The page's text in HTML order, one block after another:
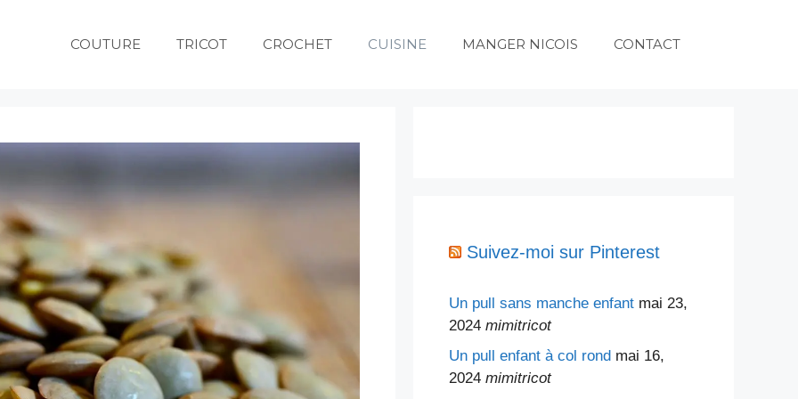
COUTURE TRICOT CROCHET CUISINE MANGER NICOIS CONTACT
Suivez-moi sur Pinterest
Un pull sans manche enfant mai 23,
2024 mimitricot
Un pull enfant à col rond mai 16,
2024 mimitricot